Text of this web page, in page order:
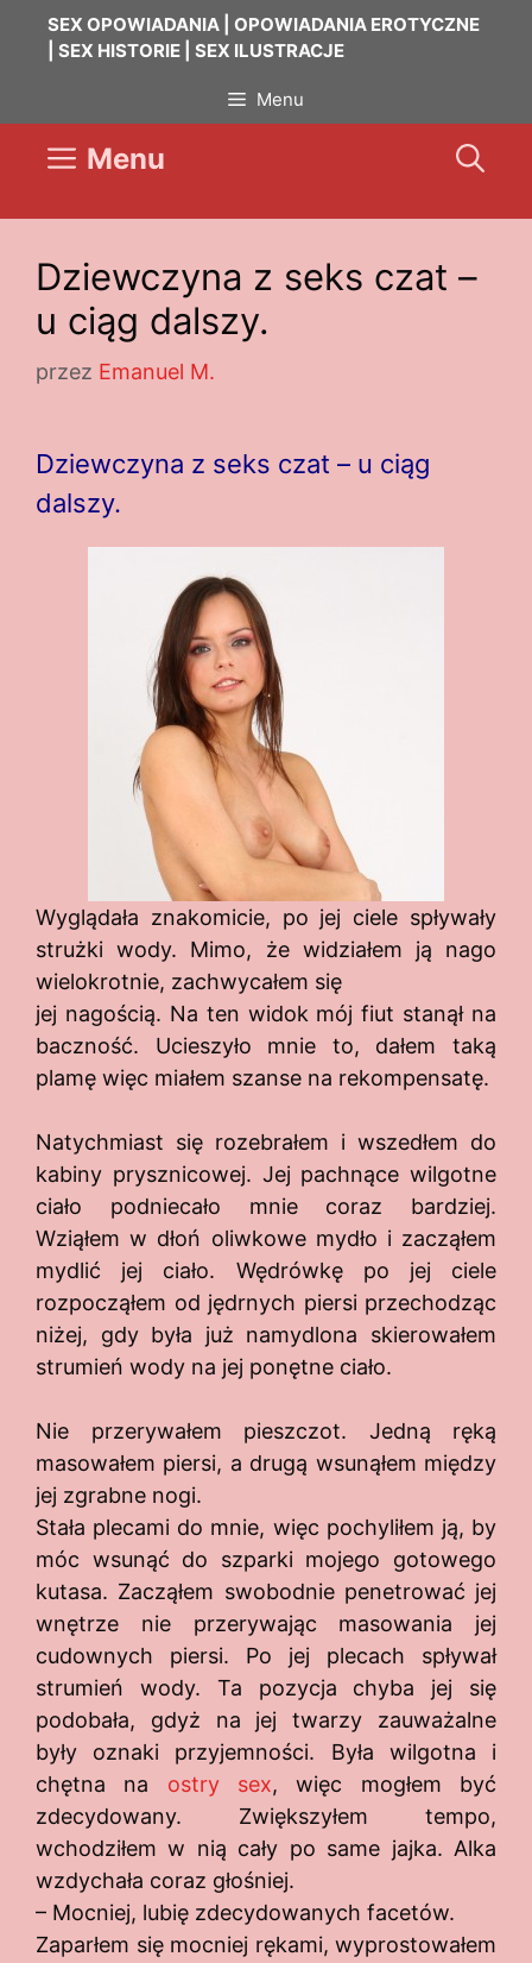
PrzejdźSEX OPOWIADANIA | OPOWIADANIA EROTYCZNE
| SEX HISTORIE | SEX ILUSTRACJE
Menu
Menu
Dziewczyna z seks czat –
u ciąg dalszy.
przez Emanuel M.
Dziewczyna z seks czat – u ciąg
dalszy.
Wyglądała znakomicie, po jej ciele spływały
strużki wody. Mimo, że widziałem ją nago
wielokrotnie, zachwycałem się
jej nagością. Na ten widok mój fiut stanął na
baczność. Ucieszyło mnie to, dałem taką
plamę więc miałem szanse na rekompensatę.
Natychmiast się rozebrałem i wszedłem do
kabiny prysznicowej. Jej pachnące wilgotne
ciało podniecało mnie coraz bardziej.
Wziąłem w dłoń oliwkowe mydło i zacząłem
mydlić jej ciało. Wędrówkę po jej ciele
rozpocząłem od jędrnych piersi przechodząc
niżej, gdy była już namydlona skierowałem
strumień wody na jej ponętne ciało.
Nie przerywałem pieszczot. Jedną ręką
masowałem piersi, a drugą wsunąłem między
jej zgrabne nogi.
Stała plecami do mnie, więc pochyliłem ją, by
móc wsunąć do szparki mojego gotowego
kutasa. Zacząłem swobodnie penetrować jej
wnętrze nie przerywając masowania jej
cudownych piersi. Po jej plecach spływał
strumień wody. Ta pozycja chyba jej się
podobała, gdyż na jej twarzy zauważalne
były oznaki przyjemności. Była wilgotna i
chętna na ostry sex, więc mogłem być
zdecydowany. Zwiększyłem tempo,
wchodziłem w nią cały po same jajka. Alka
wzdychała coraz głośniej.
– Mocniej, lubię zdecydowanych facetów.
Zaparłem się mocniej rękami, wyprostowałem